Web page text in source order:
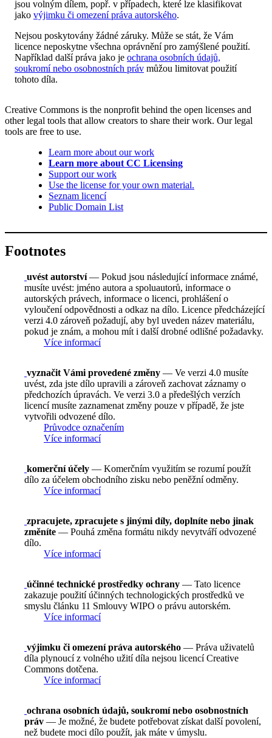
jsou volným dílem, popř. v případech, které lze klasifikovat
jako výjimku či omezení práva autorského.
Nejsou poskytovány žádné záruky. Může se stát, že Vám
licence neposkytne všechna oprávnění pro zamýšlené použití.
Například další práva jako je ochrana osobních údajů,
soukromí nebo osobnostních práv můžou limitovat použití
tohoto díla.
Creative Commons is the nonprofit behind the open licenses and
other legal tools that allow creators to share their work. Our legal
tools are free to use.
Learn more about our work
Learn more about CC Licensing
Support our work
Use the license for your own material.
Seznam licencí
Public Domain List
Footnotes
uvést autorství— Pokud jsou následující informace známé,
musíte uvést: jméno autora a spoluautorů, informace o
autorských právech, informace o licenci, prohlášení o
vyloučení odpovědnosti a odkaz na dílo. Licence předcházející
verzi 4.0 zároveň požadují, aby byl uveden název materiálu,
pokud je znám, a mohou mít i další drobné odlišné požadavky.
Více informací
vyznačit Vámi provedené změny — Ve verzi 4.0 musíte
uvést, zda jste dílo upravili a zároveň zachovat záznamy o
předchozích úpravách. Ve verzi 3.0 a předešlých verzích
licencí musíte zaznamenat změny pouze v případě, že jste
vytvořili odvozené dílo.
Průvodce označením
Více informací
komerční účely — Komerčním využitím se rozumí použít
dílo za účelem obchodního zisku nebo peněžní odměny.
Více informací
zpracujete, zpracujete s jinými díly, doplníte nebo jinak
změníte — Pouhá změna formátu nikdy nevytváří odvozené
dílo.
Více informací
účinné technické prostředky ochrany — Tato licence
zakazuje použití účinných technologických prostředků ve
smyslu článku 11 Smlouvy WIPO o právu autorském.
Více informací
výjimku či omezení práva autorského — Práva uživatelů
díla plynoucí z volného užití díla nejsou licencí Creative
Commons dotčena.
Více informací
ochrana osobních údajů, soukromí nebo osobnostních
práv — Je možné, že budete potřebovat získat další povolení,
než budete moci dílo použít, jak máte v úmyslu.